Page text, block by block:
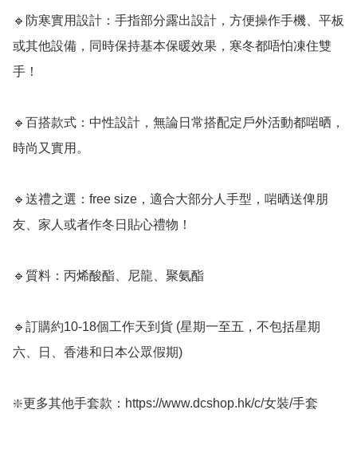
🔹防寒實用設計：手指部分露出設計，方便操作手機、平板
或其他設備，同時保持基本保暖效果，寒冬都唔怕凍住雙
手！
🔹百搭款式：中性設計，無論日常搭配定戶外活動都啱晒，
時尚又實用。
🔹送禮之選：free size，適合大部分人手型，啱晒送俾朋
友、家人或者作冬日貼心禮物！
🔹質料：丙烯酸酯、尼龍、聚氨酯
🔹訂購約10-18個工作天到貨 (星期一至五，不包括星期
六、日、香港和日本公眾假期) ﻿
❇️更多其他手套款：https://www.dcshop.hk/c/女裝/手套